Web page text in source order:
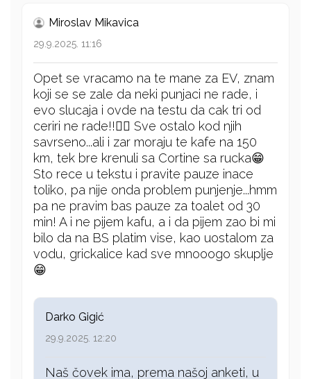
Miroslav Mikavica
29.9.2025. 11:16
Opet se vracamo na te mane za EV, znam
koji se se zale da neki punjaci ne rade, i
evo slucaja i ovde na testu da cak tri od
ceriri ne rade!!😵‍💫 Sve ostalo kod njih
savrseno...ali i zar moraju te kafe na 150
km, tek bre krenuli sa Cortine sa rucka😁
Sto rece u tekstu i pravite pauze inace
toliko, pa nije onda problem punjenje...hmm
pa ne pravim bas pauze za toalet od 30
min! A i ne pijem kafu, a i da pijem zao bi mi
bilo da na BS platim vise, kao uostalom za
vodu, grickalice kad sve mnooogo skuplje
😁
Darko Gigić
29.9.2025. 12:20
Naš čovek ima, prema našoj anketi, u